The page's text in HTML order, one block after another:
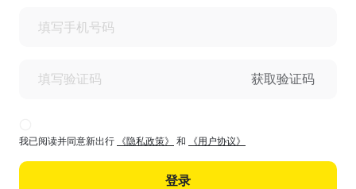
获取验证码
我已阅读并同意新出行 《隐私政策》 和 《用户协议》
登录